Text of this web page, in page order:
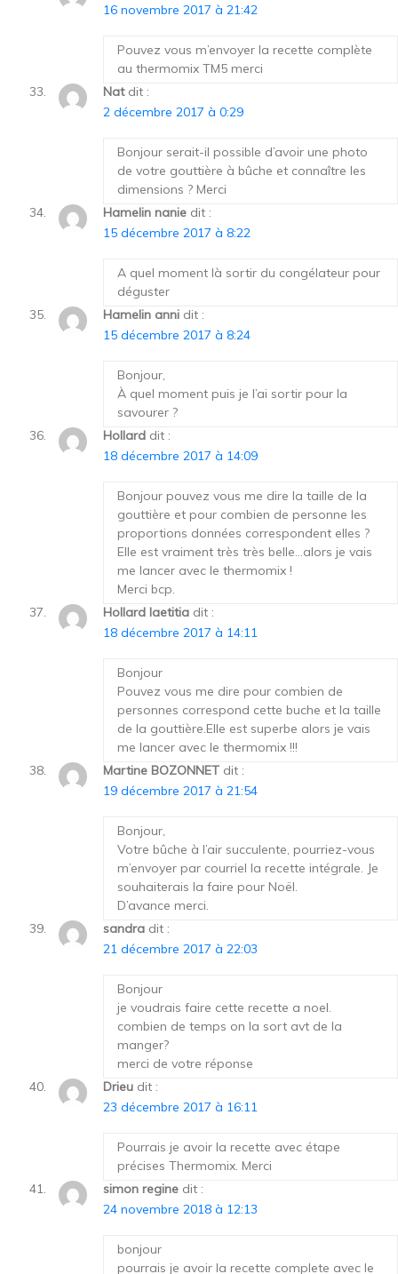
16 novembre 2017 à 21:42
Pouvez vous m’envoyer la recette complète
au thermomix TM5 merci
Nat dit :
2 décembre 2017 à 0:29
Bonjour serait-il possible d’avoir une photo
de votre gouttière à bûche et connaître les
dimensions ? Merci
Hamelin nanie dit :
15 décembre 2017 à 8:22
A quel moment là sortir du congélateur pour
déguster
Hamelin anni dit :
15 décembre 2017 à 8:24
Bonjour,
À quel moment puis je l’ai sortir pour la
savourer ?
Hollard dit :
18 décembre 2017 à 14:09
Bonjour pouvez vous me dire la taille de la
gouttière et pour combien de personne les
proportions données correspondent elles ?
Elle est vraiment très très belle…alors je vais
me lancer avec le thermomix !
Merci bcp.
Hollard laetitia dit :
18 décembre 2017 à 14:11
Bonjour
Pouvez vous me dire pour combien de
personnes correspond cette buche et la taille
de la gouttière.Elle est superbe alors je vais
me lancer avec le thermomix !!!
Martine BOZONNET dit :
19 décembre 2017 à 21:54
Bonjour,
Votre bûche à l’air succulente, pourriez-vous
m’envoyer par courriel la recette intégrale. Je
souhaiterais la faire pour Noël.
D’avance merci.
sandra dit :
21 décembre 2017 à 22:03
Bonjour
je voudrais faire cette recette a noel.
combien de temps on la sort avt de la
manger?
merci de votre réponse
Drieu dit :
23 décembre 2017 à 16:11
Pourrais je avoir la recette avec étape
précises Thermomix. Merci
simon regine dit :
24 novembre 2018 à 12:13
bonjour
pourrais je avoir la recette complete avec le